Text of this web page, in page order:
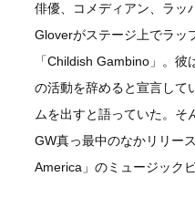
俳優、コメディアン、ラッ
Gloverがステージ上でラッ
「Childish Gambino」。
の活動を辞めると宣言して
ムを出すと語っていた。そ
GW真っ最中のなかリリー
America」のミュージックビ